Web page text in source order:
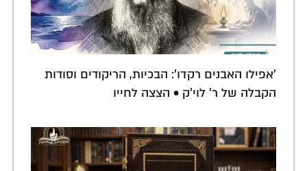
'אפילו האבנים רקדו': הבכיות, הריקודים וסודות
הקבלה של ר' לוי'ק • הצצה לחייו